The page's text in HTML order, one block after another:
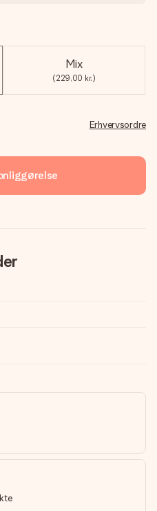
Mix
(229,00 kr.)
Erhvervsordre